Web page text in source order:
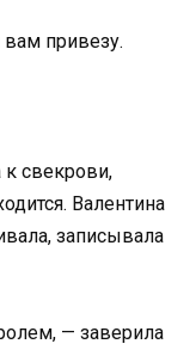
привезу.
свекрови,
Валентина
записывала
— заверила